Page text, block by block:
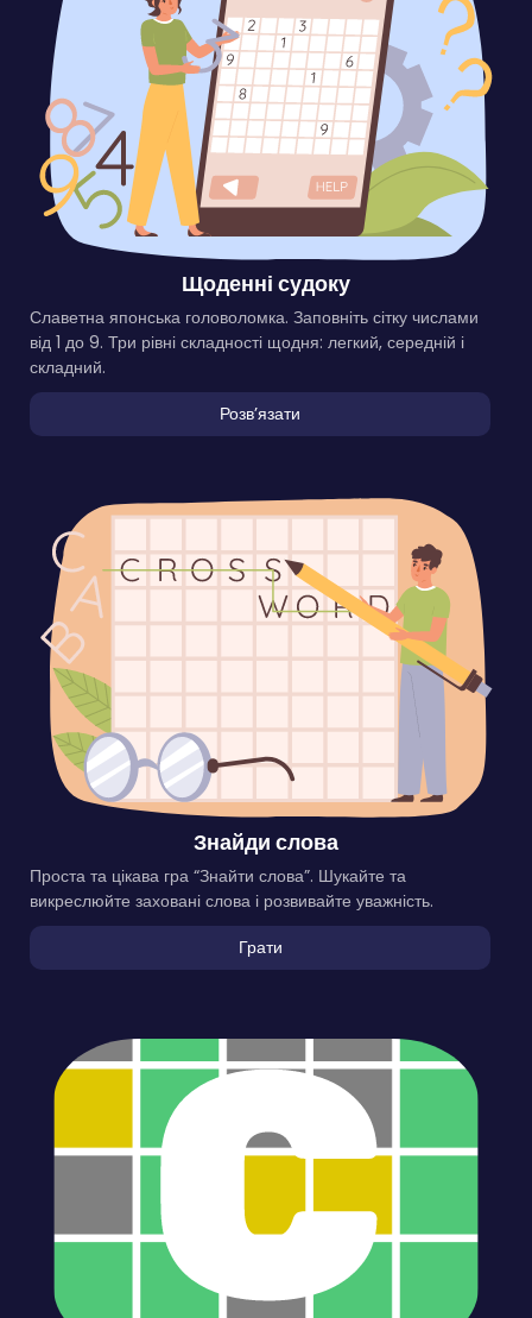
Щоденні судоку
Славетна японська головоломка. Заповніть сітку числами
від 1 до 9. Три рівні складності щодня: легкий, середній і
складний.
Розвʼязати
Знайди слова
Проста та цікава гра “Знайти слова”. Шукайте та
викреслюйте заховані слова і розвивайте уважність.
Грати